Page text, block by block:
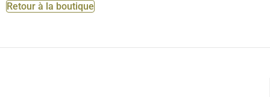
Retour à la boutique